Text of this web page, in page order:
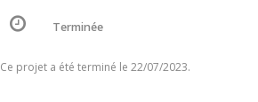
Terminée
Ce projet a été terminé le 22/07/2023.